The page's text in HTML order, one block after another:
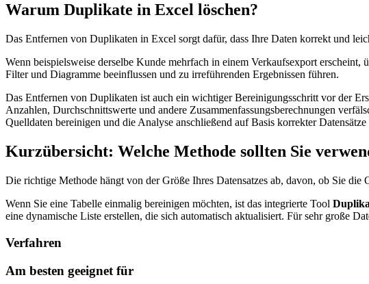
Warum Duplikate in Excel löschen?
Das Entfernen von Duplikaten in Excel sorgt dafür, dass Ihre Daten korrekt und
Wenn beispielsweise derselbe Kunde mehrfach in einem Verkaufsexport
Filter und Diagramme beeinflussen und zu irreführenden Ergebnissen führen.
Das Entfernen von Duplikaten ist auch ein wichtiger Bereinigungsschritt vor der
Anzahlen, Durchschnittswerte und andere Zusammenfassungsberechnungen
Quelldaten bereinigen und die Analyse anschließend auf Basis korrekter Datensätze
Kurzübersicht: Welche Methode sollten Sie
Die richtige Methode hängt von der Größe Ihres Datensatzes ab, davon, ob Sie
Wenn Sie eine Tabelle einmalig bereinigen möchten, ist das integrierte Tool
eine dynamische Liste erstellen, die sich automatisch aktualisiert. Für sehr große
Verfahren
Am besten geeignet für